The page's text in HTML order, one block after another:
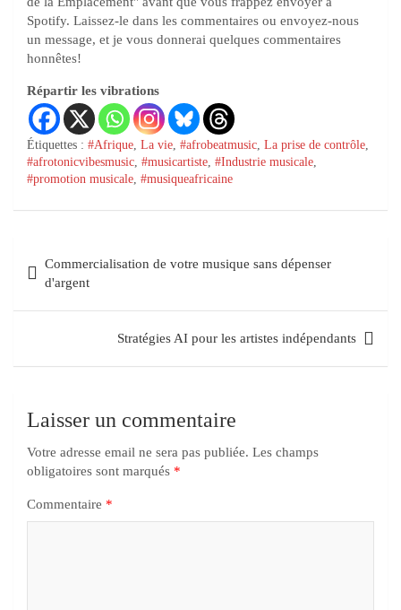
Spotify. Laissez-le dans les commentaires ou envoyez-nous
un message, et je vous donnerai quelques commentaires
honnêtes!
Répartir les vibrations
Étiquettes : #Afrique, La vie, #afrobeatmusic, La prise de contrôle,
#afrotonicvibesmusic, #musicartiste, #Industrie musicale,
#promotion musicale, #musiqueafricaine
Commercialisation de votre musique sans dépenser
d'argent
Stratégies AI pour les artistes indépendants
Laisser un commentaire
Votre adresse email ne sera pas publiée. Les champs
obligatoires sont marqués *
Commentaire *